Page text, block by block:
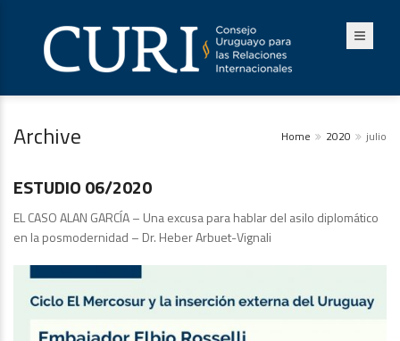
Archive Home 2020 julio
Estudios
ESTUDIO 06/2020
EL CASO ALAN GARCÍA – Una excusa para hablar del asilo diplomático
en la posmodernidad – Dr. Heber Arbuet-Vignali